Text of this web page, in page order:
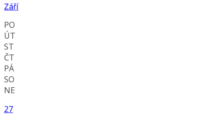
Září
PO
ÚT
ST
ČT
PÁ
SO
NE
27